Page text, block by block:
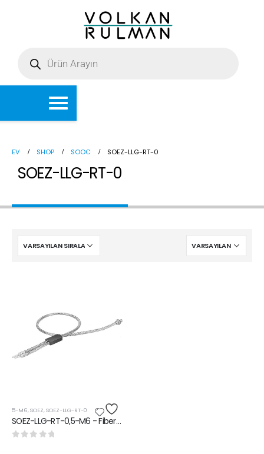
EV SHOP SOOC SOEZ-LLG-RT-0
SOEZ-LLG-RT-0
5-M6,SOEZ,SOEZ-LLG-RT-0
SOEZ-LLG-RT-0,5-M6 - Fiber-Optik Kablo